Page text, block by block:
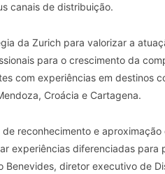
canais de distribuição.
da Zurich para valorizar a
para o crescimento da
com experiências em destinos
Croácia e Cartagena.
reconhecimento e aproximação
experiências diferenciadas para
Benevides, diretor executivo de